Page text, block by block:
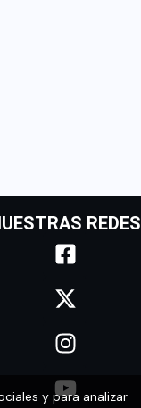
REDES
y para analizar